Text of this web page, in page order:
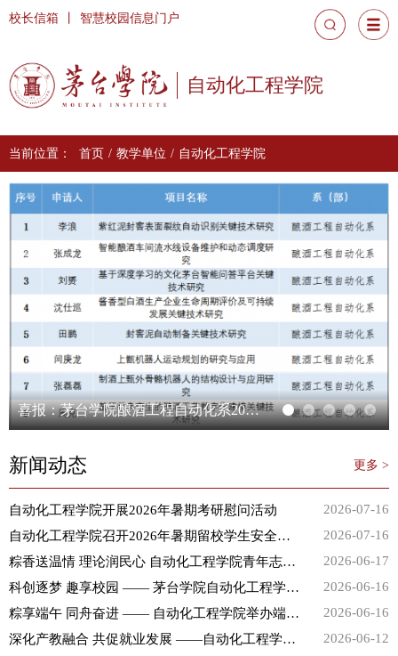
自动化工程学院
校长信箱 智慧校园信息门户
当前位置： 首页 / 教学单位 / 自动化工程学院
喜报：茅台学院酿酒工程自动化系2022年获8项遵义市科技与大数据局、茅台学院市校联合科技合作资金项目立项
新闻动态 更多 >
自动化工程学院开展2026年暑期考研慰问活动
2026-07-16
自动化工程学院召开2026年暑期留校学生安全宣贯会
2026-07-16
粽香送温情 理论润民心 自动化工程学院青年志愿者助力社区端午文明实践活动
2026-06-17
科创逐梦 趣享校园 —— 茅台学院自动化工程学院科技文化节游园会圆满举办
2026-06-16
粽享端午 同舟奋进 —— 自动化工程学院举办端午系列活动
2026-06-16
深化产教融合 共促就业发展 ——自动化工程学院开展访企拓岗专项走访活动
2026-06-12